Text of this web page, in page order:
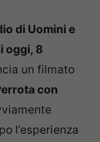
di Uomini e
oggi, 8
un filmato
con
l’esperienza